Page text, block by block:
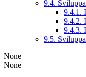
9.4.
9.4.1.
9.4.2.
9.4.3.
9.5.
None
None